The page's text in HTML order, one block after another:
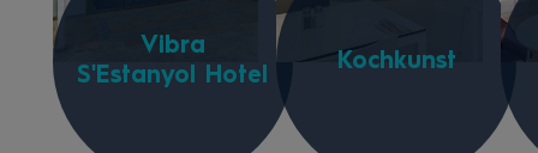
Vibra
S'Estanyol Hotel
Kochkunst